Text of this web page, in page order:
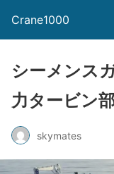
Crane1000
シーメンス
力タービン
skymates